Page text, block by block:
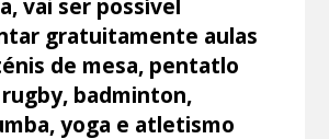
vai ser possível
gratuitamente aulas
de mesa, pentatlo
badminton,
yoga e atletismo